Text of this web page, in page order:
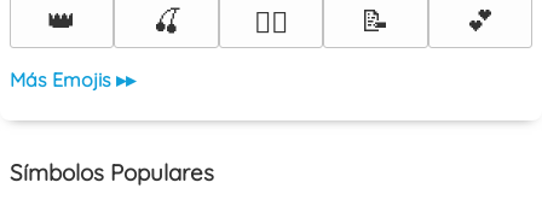
👑
🍒 ❤️‍🔥 📝 💕
Más Emojis ▸▸
Símbolos Populares